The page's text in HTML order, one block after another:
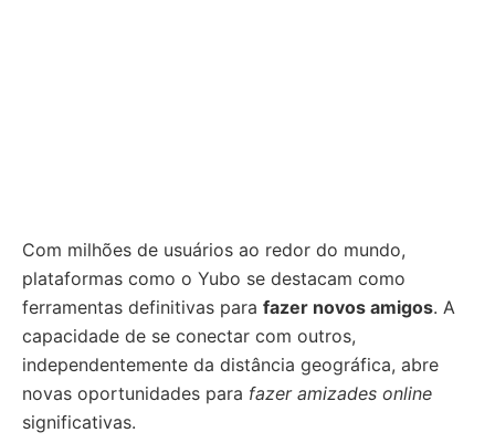
Com milhões de usuários ao redor do mundo,
plataformas como o Yubo se destacam como
ferramentas definitivas para fazer novos amigos. A
capacidade de se conectar com outros,
independentemente da distância geográfica, abre
novas oportunidades para fazer amizades online
significativas.